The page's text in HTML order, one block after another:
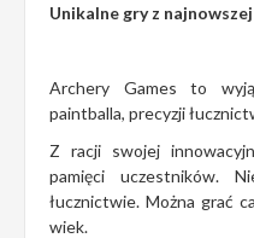
Unikalne gry z
Archery Games to
paintballa, precyzji
Z racji swojej
pamięci uczestników.
łucznictwie. Można grać
wiek.